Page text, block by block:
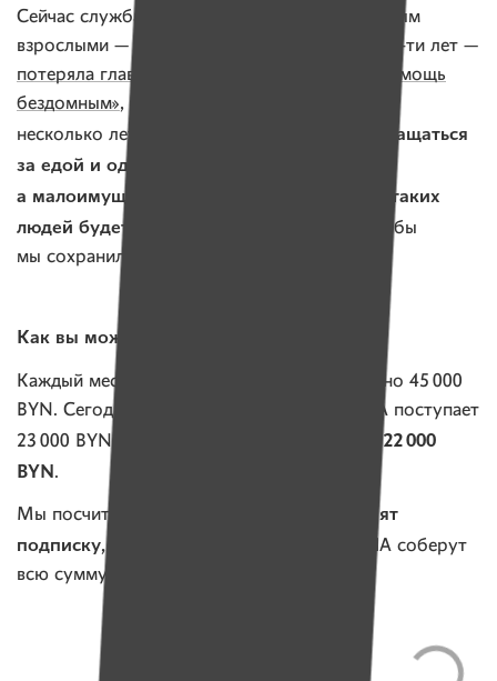
Сейчас служба, которая ухаживала за молодым
взрослыми — подопечными хосписа после 18-ти лет —
потеряла главного спонсора
«Помощь
бездомным», который мы поддерживаем уже
несколько лет, в последнее время
стали обращаться
за едой и одеждой не только бездомные,
а малоимущие люди, целыми семьями!
И таких
людей будет все больше
. Очень важно, чтобы
мы сохранили эти проекты.
Как вы можете помочь
Каждый месяц на работу самих ИМЕН нужно 45 000
BYN. Сегодня в месяц в среднем на ИМЕНА поступает
23 000 BYN.
Нам не хватает подписок на 22 000
BYN.
Мы посчитали: если
4 400 человек оформят
подписку, например, на 5 BYN
, то ИМЕНА соберут
всю сумму, нужную ежемесячно!